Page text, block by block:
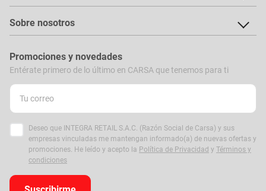
Sobre nosotros
Promociones y novedades
Entérate primero de lo último en CARSA que tenemos para ti
Deseo que INTEGRA RETAIL S.A.C. (Razón Social de Carsa) y sus
empresas vinculadas me mantengan informado(a) de nuevas ofertas y
promociones. He leído y acepto la Política de Privacidad y Términos y
condiciones